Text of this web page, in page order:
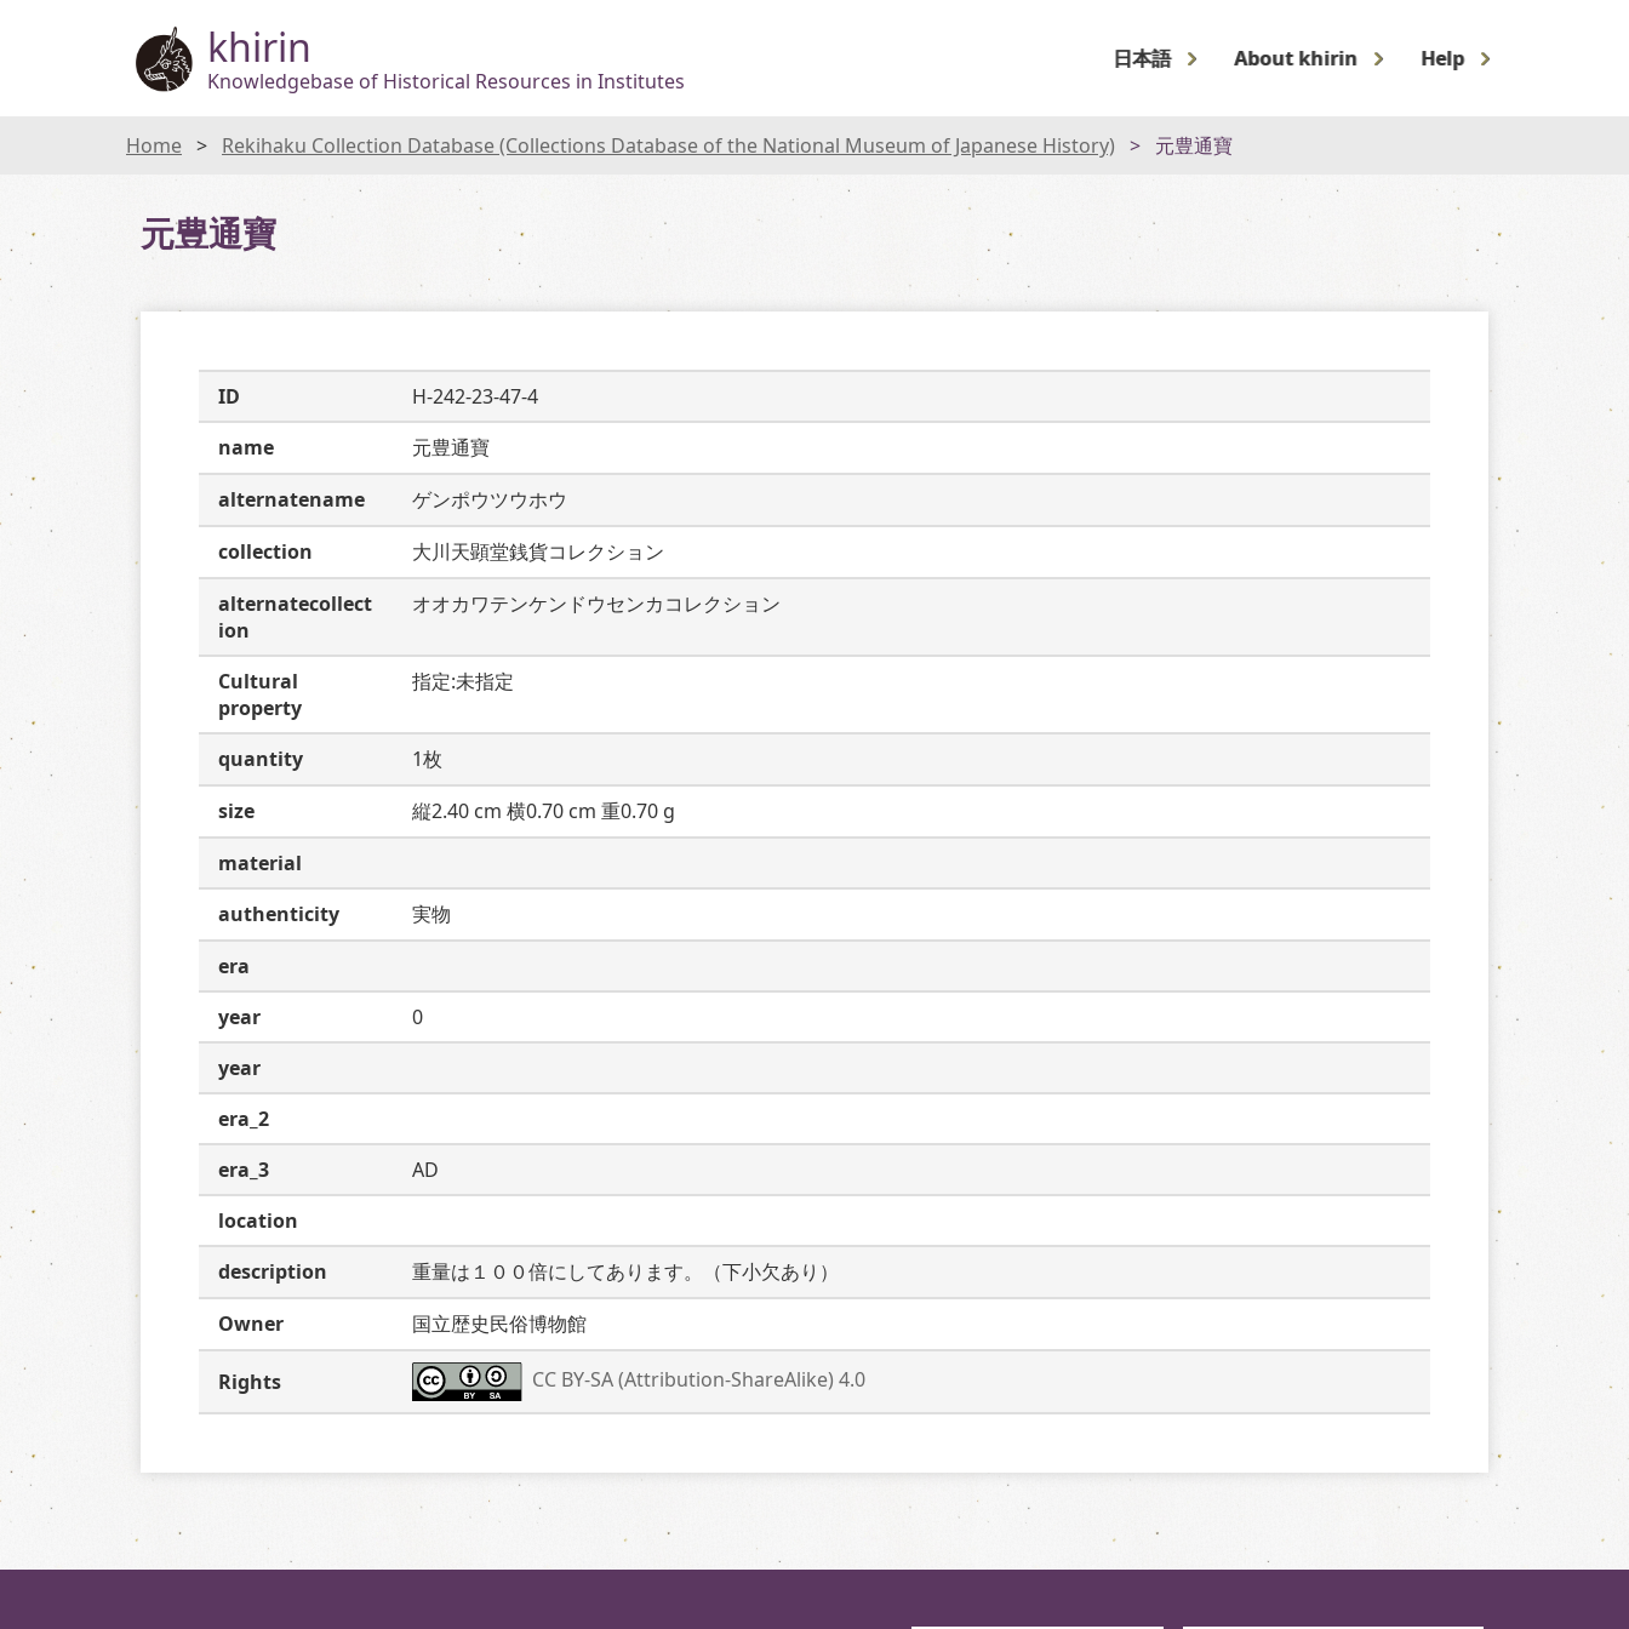
khirin
Knowledgebase of Historical Resources in Institutes
日本語 About khirin Help
Home Rekihaku Collection Database (Collections Database of the National Museum of Japanese History) 元豊通寶
元豊通寶
ID
H-242-23-47-4
name
元豊通寶
alternatename
ゲンポウツウホウ
collection
大川天顕堂銭貨コレクション
alternatecollect
ion
オオカワテンケンドウセンカコレクション
Cultural
property
指定:未指定
quantity
1枚
size
縦2.40 cm 横0.70 cm 重0.70 g
material
authenticity
実物
era
year
0
year
era_2
era_3
AD
location
description
重量は１００倍にしてあります。（下小欠あり）
Owner
国立歴史民俗博物館
Rights CC BY-SA (Attribution-ShareAlike) 4.0